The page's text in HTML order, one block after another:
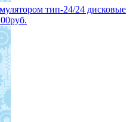
тип-24/24 дисковые